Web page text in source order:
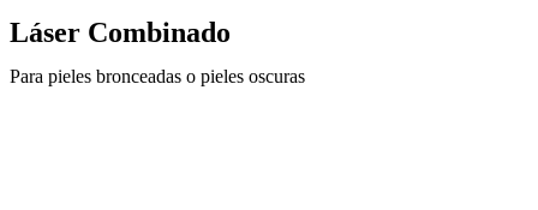
Láser Combinado
Para pieles bronceadas o pieles oscuras